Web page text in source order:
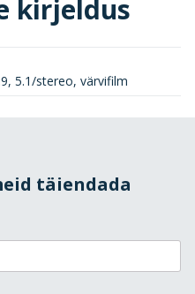
kirjeldus
5.1/stereo, värvifilm
täiendada